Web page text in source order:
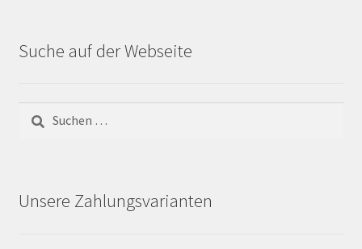
Suche auf der Webseite
Suchen
nach:
Unsere Zahlungsvarianten